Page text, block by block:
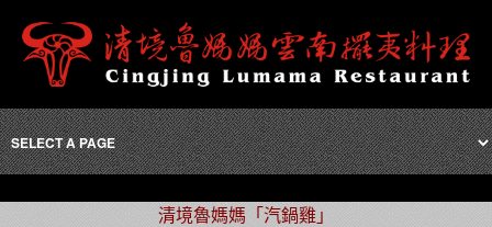
清境魯媽媽「汽鍋雞」